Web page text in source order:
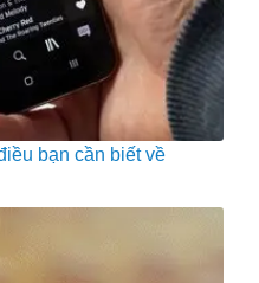
bạn cần biết về